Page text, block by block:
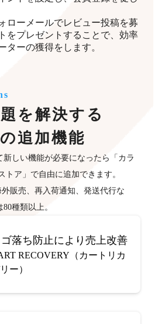
ローメールでレビュー投稿を募
をプレゼントすることで、効率
ターの獲得をします。
を解決する
追加機能
しい機能が必要になったら「カラ
トア」で自由に追加できます。
販売、再入荷通知、発送代行な
種類以上。
ゴ落ち防止により売上改善
RECOVERY（カートリカ
ー）